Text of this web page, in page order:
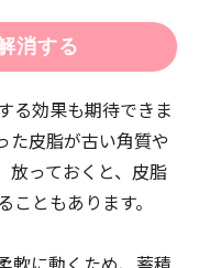
消する
る効果も期待できま
た皮脂が古い角質や
放っておくと、皮脂
ともあります。